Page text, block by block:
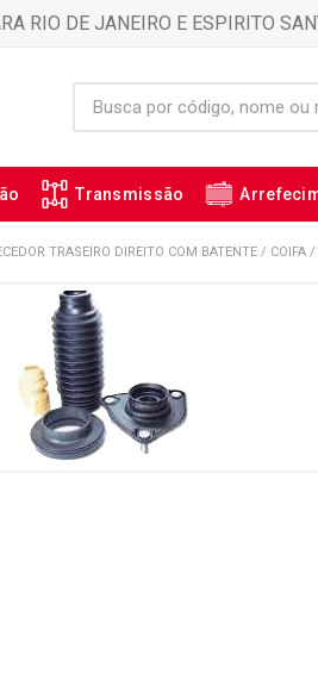
RIO DE JANEIRO E ESPIRITO
Transmissão
TRASEIRO DIREITO COM BATENTE / COIFA